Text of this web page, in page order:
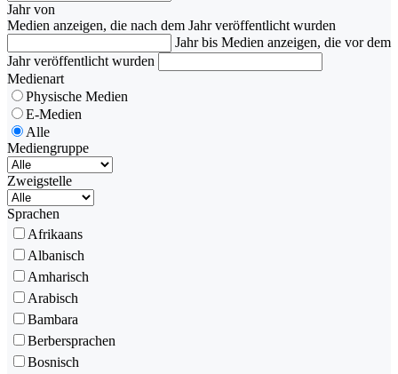
Jahr von
Medien anzeigen, die nach dem Jahr veröffentlicht wurden
Jahr bis Medien anzeigen, die vor dem
Jahr veröffentlicht wurden
Medienart
Physische Medien
E-Medien
Alle
Mediengruppe
Zweigstelle
Sprachen
Afrikaans
Albanisch
Amharisch
Arabisch
Bambara
Berbersprachen
Bosnisch